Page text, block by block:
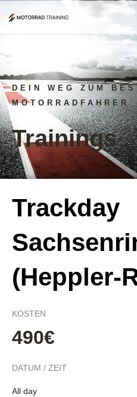
DEIN WEG ZUM
MOTORRADFAHRER
Trainings
Trackday
(Heppler-
KOSTEN
490€
DATUM / ZEIT
All day